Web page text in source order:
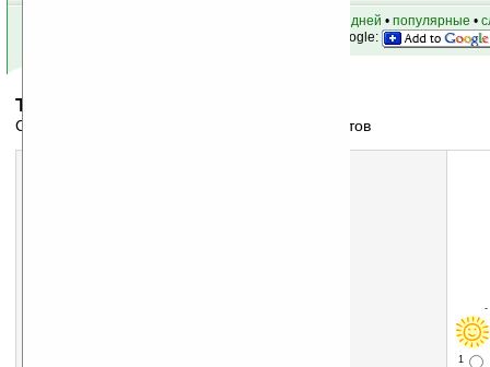
за 7 дней • популярные •
на Google:
TCB — To Count Beans v2.32
Счётчик с ежедневным сохранением результатов
1